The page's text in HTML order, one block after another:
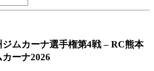
ムカーナ選手権第4戦 – RC熊本
ーナ2026